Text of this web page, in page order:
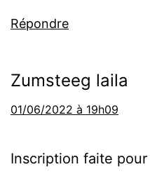
Répondre
Zumsteeg laila
01/06/2022 à 19h09
Inscription faite